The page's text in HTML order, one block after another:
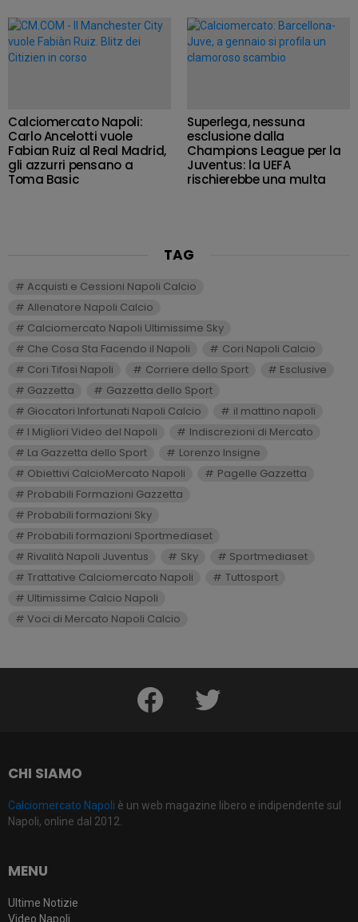
Calciomercato Napoli:
Carlo Ancelotti vuole
Fabian Ruiz al Real Madrid,
gli azzurri pensano a
Toma Basic
Superlega, nessuna
esclusione dalla
Champions League per la
Juventus: la UEFA
rischierebbe una multa
TAG
Acquisti e Cessioni Napoli Calcio
Allenatore Napoli Calcio
Calciomercato Napoli Ultimissime Sky
Che Cosa Sta Facendo il Napoli
Cori Napoli Calcio
Cori Tifosi Napoli
Corriere dello Sport
Esclusive
Gazzetta
Gazzetta dello Sport
Giocatori Infortunati Napoli Calcio
il mattino napoli
I Migliori Video del Napoli
Indiscrezioni di Mercato
La Gazzetta dello Sport
Lorenzo Insigne
Obiettivi CalcioMercato Napoli
Pagelle Gazzetta
Probabili Formazioni Gazzetta
Probabili formazioni Sky
Probabili formazioni Sportmediaset
Rivalità Napoli Juventus
Sky
Sportmediaset
Trattative Calciomercato Napoli
Tuttosport
Ultimissime Calcio Napoli
Voci di Mercato Napoli Calcio
facebook twitter
CHI SIAMO
Calciomercato Napoli è un web magazine libero e indipendente sul
Napoli, online dal 2012.
MENU
Ultime Notizie
Video Napoli